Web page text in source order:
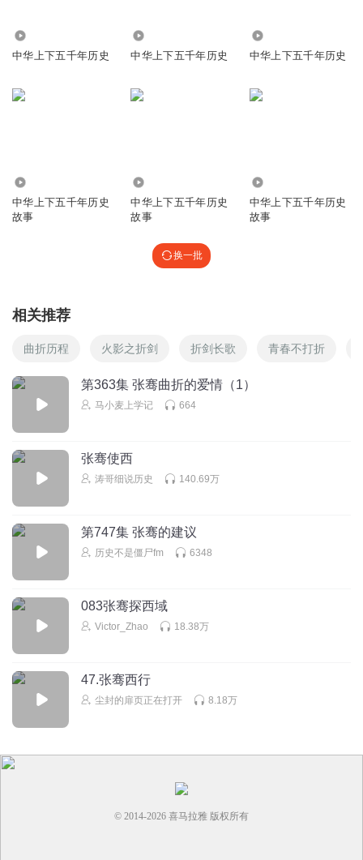
中华上下五千年历史 中华上下五千年历史 中华上下五千年历史
中华上下五千年历史
故事
中华上下五千年历史
故事
中华上下五千年历史
故事
换一批
相关推荐
曲折历程 火影之折剑 折剑长歌 青春不打折
第363集 张骞曲折的爱情（1）
马小麦上学记 664
张骞使西
涛哥细说历史 140.69万
第747集 张骞的建议
历史不是僵尸fm 6348
083张骞探西域
Victor_Zhao 18.38万
47.张骞西行
尘封的扉页正在打开 8.18万
© 2014-2026 喜马拉雅 版权所有